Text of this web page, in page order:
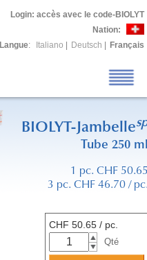
Login: accès avec le code-BIOLYT
Nation:
Langue: Italiano Deutsch Français
BIOLYT-Jambelle
Tube 250
1 pc. CHF
3 pc. CHF 46.70 /
CHF 50.65 / pc.
Qté